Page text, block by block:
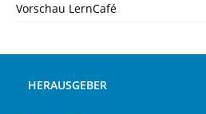
Vorschau LernCafé
HERAUSGEBER